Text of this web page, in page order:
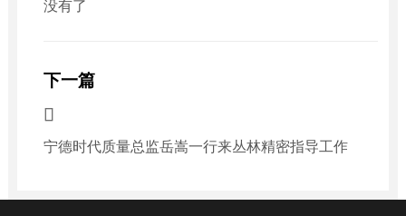
没有了
下一篇

宁德时代质量总监岳嵩一行来丛林精密指导工作